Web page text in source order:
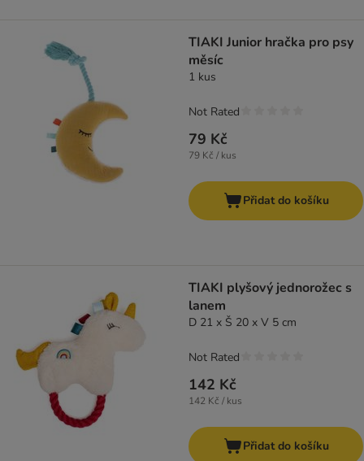
TIAKI Junior hračka pro psy
měsíc
1 kus
79 Kč
79 Kč / kus
Not Rated
Přidat do košíku
TIAKI plyšový jednorožec s
lanem
D 21 x Š 20 x V 5 cm
142 Kč
142 Kč / kus
Not Rated
Přidat do košíku